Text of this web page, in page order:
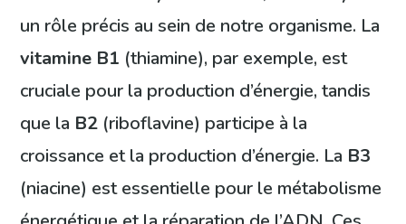
un rôle précis au sein de notre organisme. La
vitamine B1 (thiamine), par exemple, est
cruciale pour la production d’énergie, tandis
que la B2 (riboflavine) participe à la
croissance et la production d’énergie. La B3
(niacine) est essentielle pour le métabolisme